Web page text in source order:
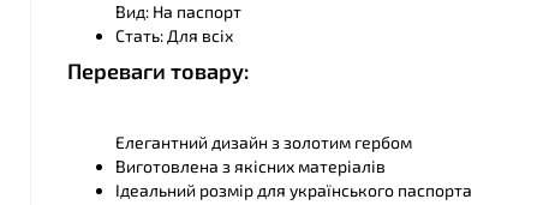
Вид: На паспорт
Стать: Для всіх
Переваги товару:
Елегантний дизайн з золотим гербом
Виготовлена з якісних матеріалів
Ідеальний розмір для українського паспорта